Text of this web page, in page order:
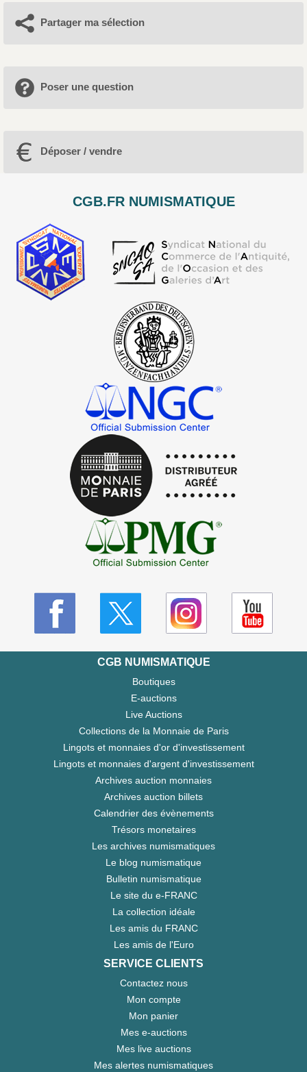
Partager ma sélection
Poser une question
Déposer / vendre
CGB.FR NUMISMATIQUE
CGB NUMISMATIQUE
Boutiques
E-auctions
Live Auctions
Collections de la Monnaie de Paris
Lingots et monnaies d'or d'investissement
Lingots et monnaies d'argent d'investissement
Archives auction monnaies
Archives auction billets
Calendrier des évènements
Trésors monetaires
Les archives numismatiques
Le blog numismatique
Bulletin numismatique
Le site du e-FRANC
La collection idéale
Les amis du FRANC
Les amis de l'Euro
SERVICE CLIENTS
Contactez nous
Mon compte
Mon panier
Mes e-auctions
Mes live auctions
Mes alertes numismatiques